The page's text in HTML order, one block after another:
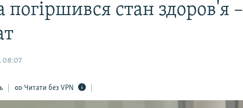
погіршився стан здоров'я –
08:07
Читати без VPN